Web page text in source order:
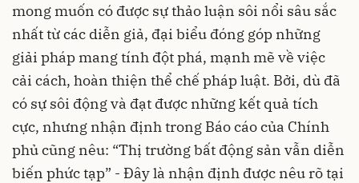
mong muốn có được sự thảo luận sôi nổi sâu sắc
nhất từ các diễn giả, đại biểu đóng góp những
giải pháp mang tính đột phá, mạnh mẽ về việc
cải cách, hoàn thiện thể chế pháp luật. Bởi, dù đã
có sự sôi động và đạt được những kết quả tích
cực, nhưng nhận định trong Báo cáo của Chính
phủ cũng nêu: “Thị trường bất động sản vẫn diễn
biến phức tạp” - Đây là nhận định được nêu rõ tại